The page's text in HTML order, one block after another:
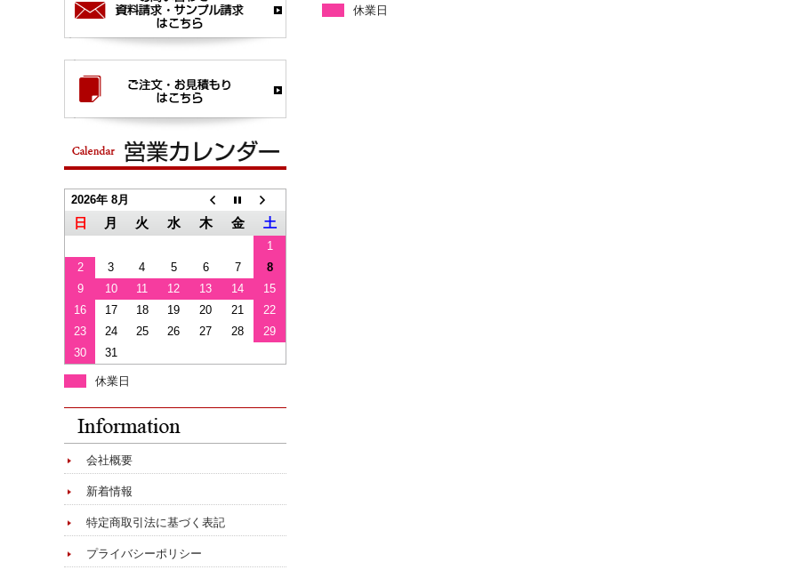
休業日
2026年 8月
日 月 火 水 木 金 土
1
2
3 4 5 6 7
8
9
10 11 12 13 14
15
16
17 18 19 20 21
22
23
24 25 26 27 28
29
30
31
休業日
会社概要
新着情報
特定商取引法に基づく表記
プライバシーポリシー